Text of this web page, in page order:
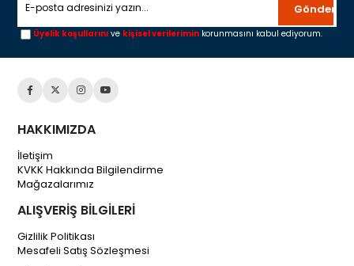
Gönder
Üyelik koşullarını ve kişisel verilerimin korunmasını kabul ediyorum.
HAKKIMIZDA
İletişim
KVKK Hakkında Bilgilendirme
Mağazalarımız
ALIŞVERİŞ BİLGİLERİ
Gizlilik Politikası
Mesafeli Satış Sözleşmesi